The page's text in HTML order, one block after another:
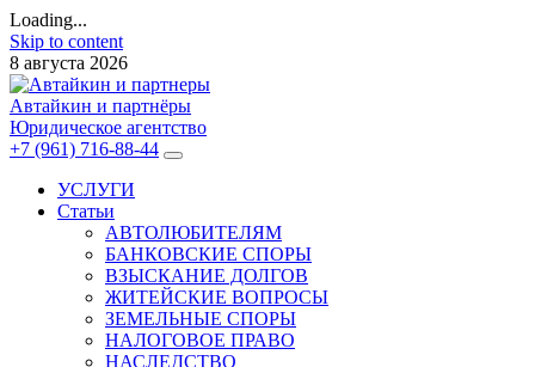
Loading...
Skip to content
8 августа 2026
Автайкин и партнёры
Юридическое агентство
+7 (961) 716-88-44
УСЛУГИ
Статьи
АВТОЛЮБИТЕЛЯМ
БАНКОВСКИЕ СПОРЫ
ВЗЫСКАНИЕ ДОЛГОВ
ЖИТЕЙСКИЕ ВОПРОСЫ
ЗЕМЕЛЬНЫЕ СПОРЫ
НАЛОГОВОЕ ПРАВО
НАСЛЕДСТВО